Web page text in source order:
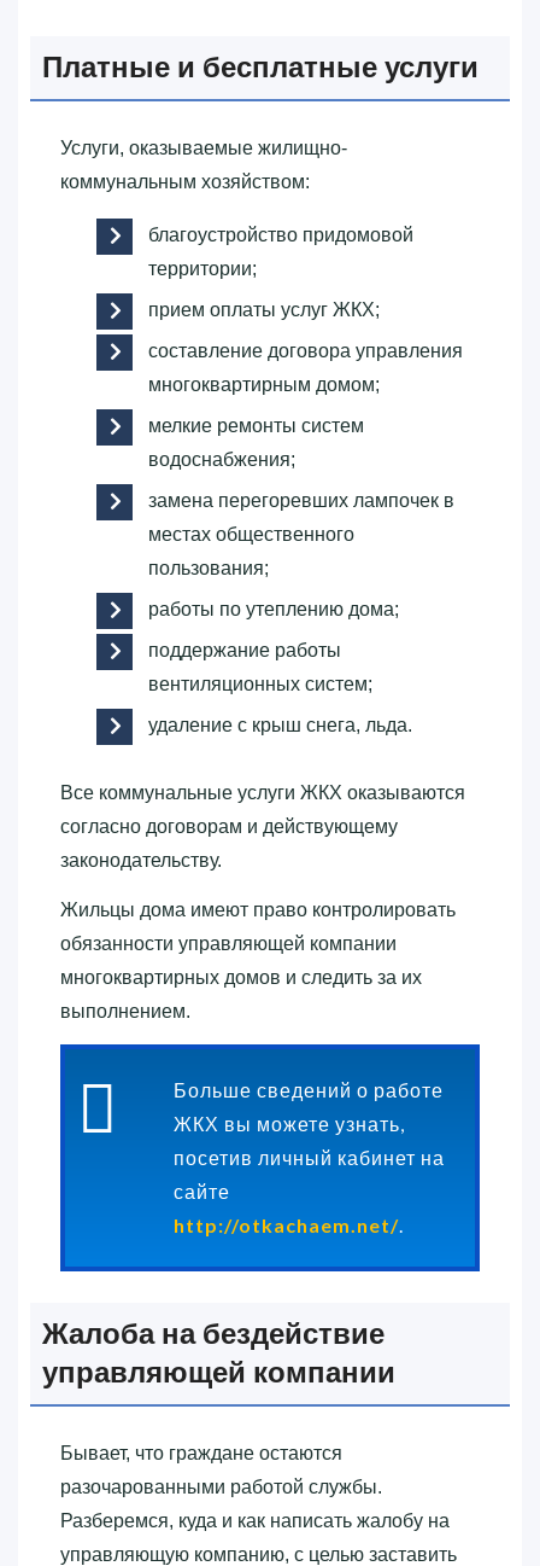
Платные и бесплатные услуги
Услуги, оказываемые жилищно-
коммунальным хозяйством:
благоустройство придомовой
территории;
прием оплаты услуг ЖКХ;
составление договора управления
многоквартирным домом;
мелкие ремонты систем
водоснабжения;
замена перегоревших лампочек в
местах общественного
пользования;
работы по утеплению дома;
поддержание работы
вентиляционных систем;
удаление с крыш снега, льда.
Все коммунальные услуги ЖКХ оказываются
согласно договорам и действующему
законодательству.
Жильцы дома имеют право контролировать
обязанности управляющей компании
многоквартирных домов и следить за их
выполнением.
Больше сведений о работе
ЖКХ вы можете узнать,
посетив личный кабинет на
сайте
http://otkachaem.net/
Жалоба на бездействие
управляющей компании
Бывает, что граждане остаются
разочарованными работой службы.
Разберемся, куда и как написать жалобу на
управляющую компанию, с целью заставить